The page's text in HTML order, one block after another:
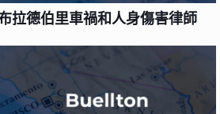
拉德伯里車禍和人身傷害律師